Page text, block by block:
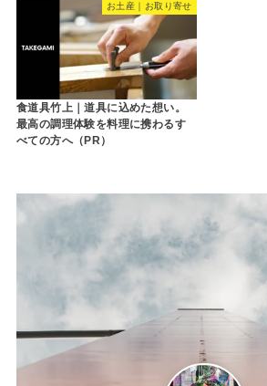
お土産｜お取り寄せ
食道具竹上｜道具に込めた想い。
最高の調理体験を料理に携わるす
べての方へ（PR）